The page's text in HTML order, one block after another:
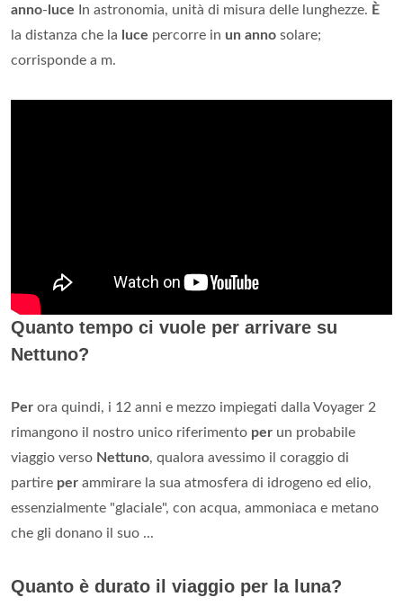
anno- luce In astronomia, unità di misura delle lunghezze. È
la distanza che la
luce percorre in un anno solare;
corrisponde a m.
Quanto tempo ci vuole per arrivare su
Nettuno?
Per ora quindi, i 12 anni e mezzo impiegati dalla Voyager 2
rimangono il nostro unico riferimento per un probabile
viaggio verso Nettuno, qualora avessimo il coraggio di
partire per ammirare la sua atmosfera di idrogeno ed elio,
essenzialmente "glaciale", con acqua, ammoniaca e metano
che gli donano il suo ...
Quanto è durato il viaggio per la luna?